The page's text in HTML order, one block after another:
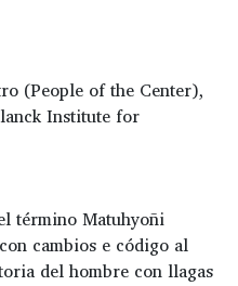
(People of the Center),
Institute for
término Matuhyoñi
cambios e código al
del hombre con llagas